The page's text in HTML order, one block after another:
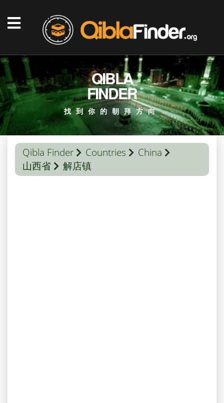
QIBLA
FINDER
找到你的朝拜方向
Qibla Finder Countries
China
山西省
解店镇